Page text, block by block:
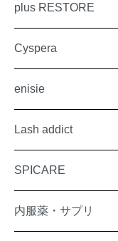
plus RESTORE
Cyspera
enisie
Lash addict
SPICARE
内服薬・サプリ